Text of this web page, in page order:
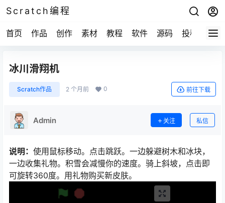
Scratch编程
首页 作品 创作 素材 教程 软件 源码 投稿 关于
冰川滑翔机
Scratch作品 2 个月前 0 前往下载
Admin 关注 私信
说明： 使用鼠标移动。点击跳跃。一边躲避树木和冰块，
一边收集礼物。积雪会减慢你的速度。骑上斜坡，点击即
可旋转360度。用礼物购买新皮肤。